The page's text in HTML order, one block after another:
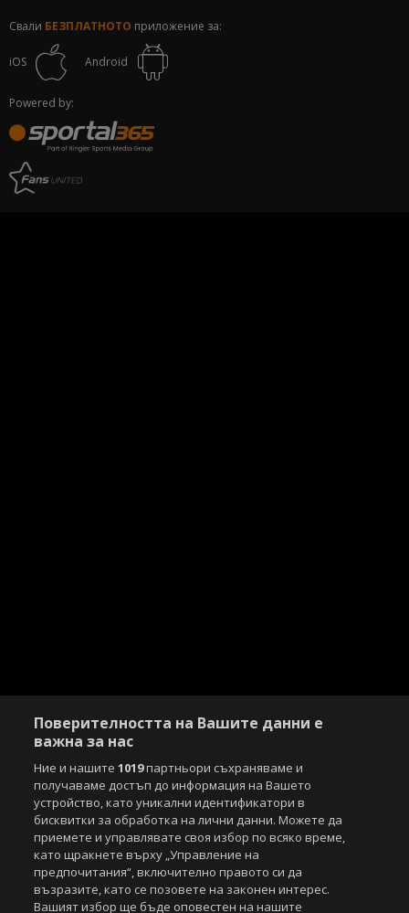
Свали БЕЗПЛАТНОТО приложение за:
iOS Android
Powered by:
Поверителността на Вашите данни е
важна за нас
Ние и нашите1019партньори съхраняваме и
получаваме достъп до информация на Вашето
устройство, като уникални идентификатори в
бисквитки за обработка на лични данни. Можете да
приемете и управлявате своя избор по всяко време,
като щракнете върху „Управление на
предпочитания“, включително правото си да
възразите, като се позовете на законен интерес.
Вашият избор ще бъде оповестен на нашите